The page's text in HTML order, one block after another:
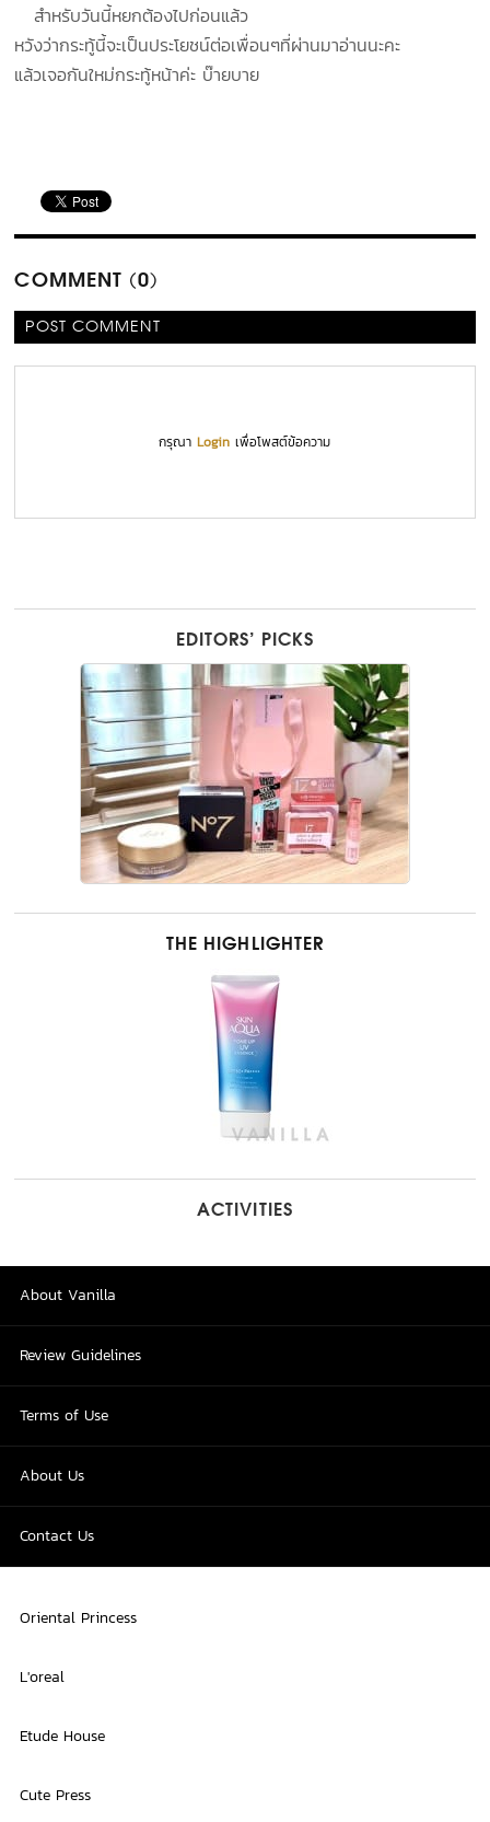
สำหรับวันนี้หยกต้องไปก่อนแล้ว
หวังว่ากระทู้นี้จะเป็นประโยชน์ต่อเพื่อนๆที่ผ่านมาอ่านนะคะ
แล้วเจอกันใหม่กระทู้หน้าค่ะ บ๊ายบาย
COMMENT (0)
POST COMMENT
กรุณาLogin เพื่อโพสต์ข้อความ
EDITORS’ PICKS
THE HIGHLIGHTER
ACTIVITIES
About Vanilla
Review Guidelines
Terms of Use
About Us
Contact Us
Oriental Princess
L'oreal
Etude House
Cute Press